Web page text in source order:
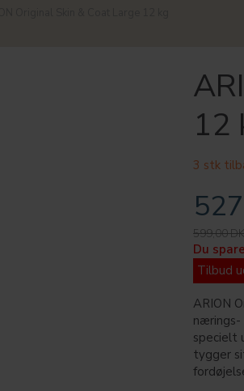
12
3 stk
599,00
Du
Tilbud
ARION
nærings-
specielt
tygger